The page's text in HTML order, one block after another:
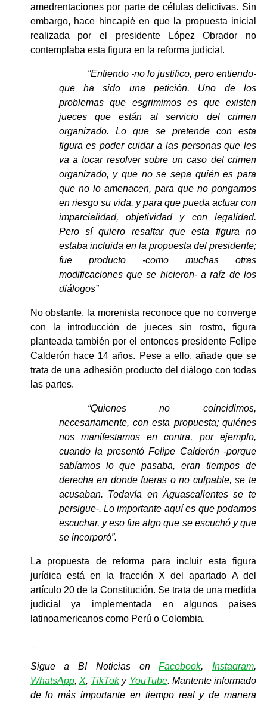
amedrentaciones por parte de células delictivas. Sin
embargo, hace hincapié en que la propuesta inicial
realizada por el presidente López Obrador no
contemplaba esta figura en la reforma judicial.
“Entiendo -no lo justifico, pero entiendo-
que ha sido una petición. Uno de los
problemas que esgrimimos es que existen
jueces que están al servicio del crimen
organizado. Lo que se pretende con esta
figura es poder cuidar a las personas que les
va a tocar resolver sobre un caso del crimen
organizado, y que no se sepa quién es para
que no lo amenacen, para que no pongamos
en riesgo su vida, y para que pueda actuar con
imparcialidad, objetividad y con legalidad.
Pero sí quiero resaltar que esta figura no
estaba incluida en la propuesta del presidente;
fue producto -como muchas otras
modificaciones que se hicieron- a raíz de los
diálogos”
No obstante, la morenista reconoce que no converge
con la introducción de jueces sin rostro, figura
planteada también por el entonces presidente Felipe
Calderón hace 14 años. Pese a ello, añade que se
trata de una adhesión producto del diálogo con todas
las partes.
“Quienes no coincidimos,
necesariamente, con esta propuesta; quiénes
nos manifestamos en contra, por ejemplo,
cuando la presentó Felipe Calderón -porque
sabíamos lo que pasaba, eran tiempos de
derecha en donde fueras o no culpable, se te
acusaban. Todavía en Aguascalientes se te
persigue-. Lo importante aquí es que podamos
escuchar, y eso fue algo que se escuchó y que
se incorporó”.
La propuesta de reforma para incluir esta figura
jurídica está en la fracción X del apartado A del
artículo 20 de la Constitución. Se trata de una medida
judicial ya implementada en algunos países
latinoamericanos como Perú o Colombia.
Sigue a BI Noticias en Facebook, Instagram,
WhatsApp, X, TikTok y YouTube. Mantente informado
de lo más importante en tiempo real y de manera